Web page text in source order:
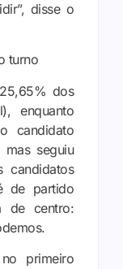
disse o
turno
dos
enquanto
candidato
seguiu
candidatos
de partido
de centro:
primeiro